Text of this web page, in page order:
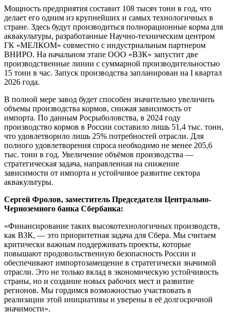
Мощность предприятия составит 108 тысяч тонн в год, что
делает его одним из крупнейших и самых технологичных в
стране. Здесь будут производиться полнорационные корма для
аквакультуры, разработанные Научно-техническим центром
ГК «МЕЛКОМ» совместно с индустриальным партнером
ВНИРО. На начальном этапе ООО «ВЗК» запустит две
производственные линии с суммарной производительностью
15 тонн в час. Запуск производства запланирован на I квартал
2026 года.
В полной мере завод будет способен значительно увеличить
объемы производства кормов, снижая зависимость от
импорта. По данным Росрыболовства, в 2024 году
производство кормов в России составило лишь 51,4 тыс. тонн,
что удовлетворило лишь 25% потребностей отрасли. Для
полного удовлетворения спроса необходимо не менее 205,6
тыс. тонн в год. Увеличение объёмов производства —
стратегическая задача, направленная на снижение
зависимости от импорта и устойчивое развитие сектора
аквакультуры.
Сергей Фролов, заместитель Председателя Центрально-
Черноземного банка Сбербанка:
«Финансирование таких высокотехнологичных производств,
как ВЗК, — это приоритетная задача для Сбера. Мы считаем
критически важным поддерживать проекты, которые
повышают продовольственную безопасность России и
обеспечивают импортозамещение в стратегически значимой
отрасли. Это не только вклад в экономическую устойчивость
страны, но и создание новых рабочих мест и развитие
регионов. Мы гордимся возможностью участвовать в
реализации этой инициативы и уверены в её долгосрочной
значимости».